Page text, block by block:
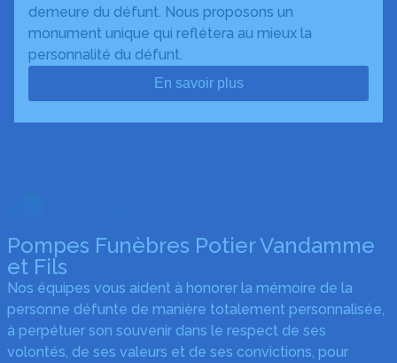
demeure du défunt. Nous proposons un
monument unique qui reflétera au mieux la
personnalité du défunt.
En savoir plus
Pompes Funèbres Potier Vandamme
et Fils
Nos équipes vous aident à honorer la mémoire de la
personne défunte de manière totalement personnalisée,
à perpétuer son souvenir dans le respect de ses
volontés, de ses valeurs et de ses convictions, pour